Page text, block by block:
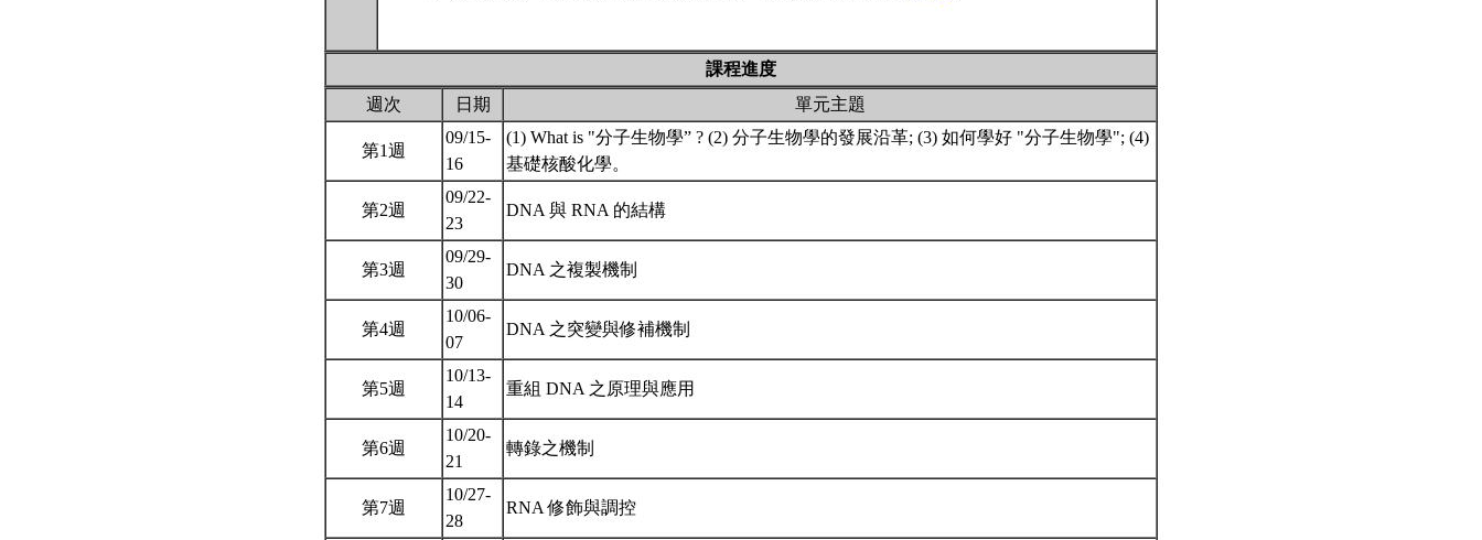
課程進度
週次
日期 單元主題
第1週
09/15-
16
(1) What is "分子生物學” ? (2) 分子生物學的發展沿革; (3) 如何學好 "分子生物學"; (4)
基礎核酸化學。
第2週
09/22-
23
DNA 與 RNA 的結構
第3週
09/29-
30
DNA 之複製機制
第4週
10/06-
07
DNA 之突變與修補機制
第5週
10/13-
14
重組 DNA 之原理與應用
第6週
10/20-
21
轉錄之機制
第7週
10/27-
28
RNA 修飾與調控